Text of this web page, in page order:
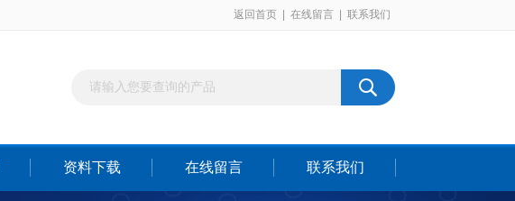
返回首页 在线留言 联系我们
资料下载 在线留言 联系我们